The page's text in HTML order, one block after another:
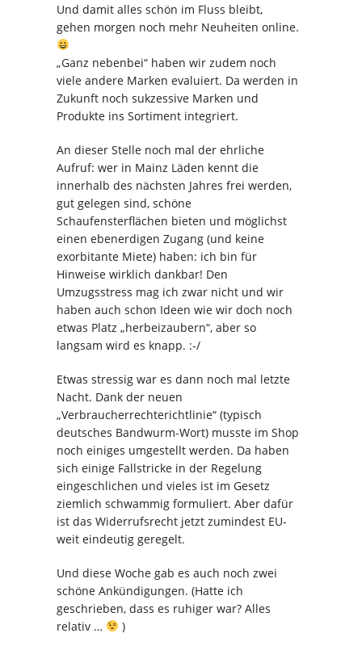
Und damit alles schön im Fluss bleibt,
gehen morgen noch mehr Neuheiten online.
„Ganz nebenbei“ haben wir zudem noch
viele andere Marken evaluiert. Da werden in
Zukunft noch sukzessive Marken und
Produkte ins Sortiment integriert.
An dieser Stelle noch mal der ehrliche
Aufruf: wer in Mainz Läden kennt die
innerhalb des nächsten Jahres frei werden,
gut gelegen sind, schöne
Schaufensterflächen bieten und möglichst
einen ebenerdigen Zugang (und keine
exorbitante Miete) haben: ich bin für
Hinweise wirklich dankbar! Den
Umzugsstress mag ich zwar nicht und wir
haben auch schon Ideen wie wir doch noch
etwas Platz „herbeizaubern“, aber so
langsam wird es knapp. :-/
Etwas stressig war es dann noch mal letzte
Nacht. Dank der neuen
„Verbraucherrechterichtlinie“ (typisch
deutsches Bandwurm-Wort) musste im Shop
noch einiges umgestellt werden. Da haben
sich einige Fallstricke in der Regelung
eingeschlichen und vieles ist im Gesetz
ziemlich schwammig formuliert. Aber dafür
ist das Widerrufsrecht jetzt zumindest EU-
weit eindeutig geregelt.
Und diese Woche gab es auch noch zwei
schöne Ankündigungen. (Hatte ich
geschrieben, dass es ruhiger war? Alles
relativ …
)